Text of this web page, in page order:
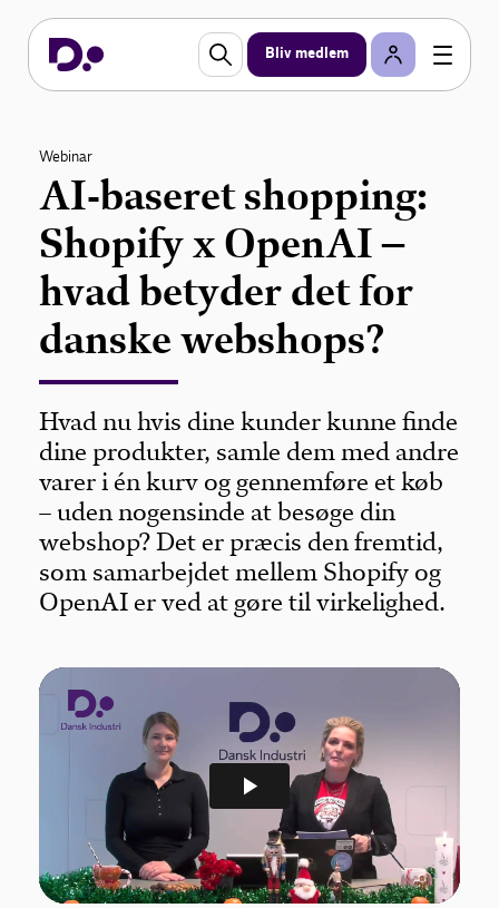
Bliv medlem
Webinar
AI-baseret shopping:
Shopify x OpenAI –
hvad betyder det for
danske webshops?
Hvad nu hvis dine kunder kunne finde
dine produkter, samle dem med andre
varer i én kurv og gennemføre et køb
– uden nogensinde at besøge din
webshop? Det er præcis den fremtid,
som samarbejdet mellem Shopify og
OpenAI er ved at gøre til virkelighed.